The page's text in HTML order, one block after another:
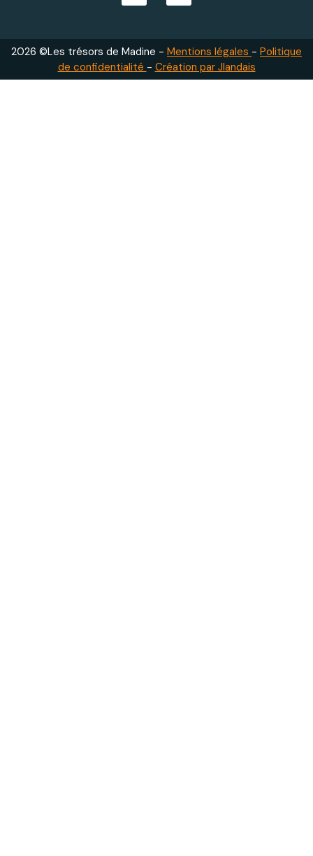
2026 ©Les trésors de Madine - Mentions légales - Politique
de confidentialité - Création par Jlandais